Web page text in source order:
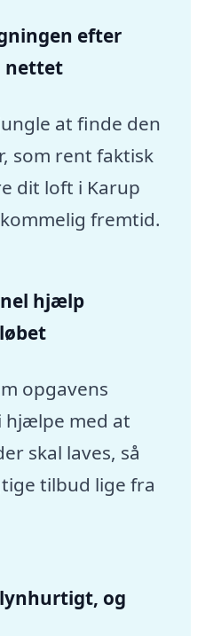
efter
nettet
at finde den
som rent faktisk
dit loft i Karup
fremtid.
hjælp
opgavens
hjælpe med at
skal laves, så
tilbud lige fra
og